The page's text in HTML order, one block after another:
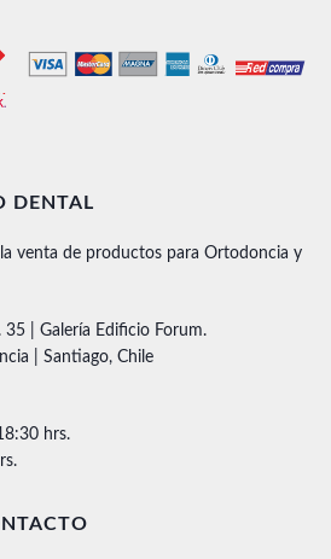
DENTAL
la venta de productos para Ortodoncia y
35 | Galería Edificio Forum.
| Santiago, Chile
hrs.